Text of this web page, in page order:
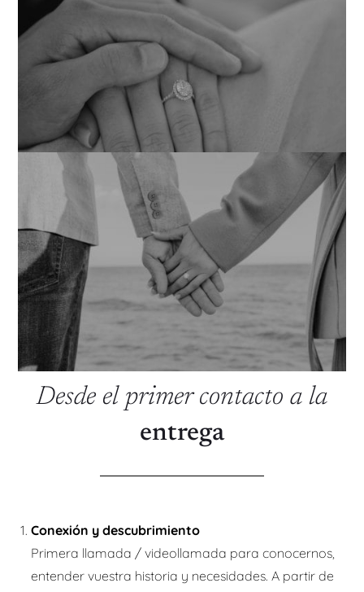
Desde el primer contacto a la
entrega
Conexión y descubrimiento
Primera llamada / videollamada para conocernos,
entender vuestra historia y necesidades. A partir de